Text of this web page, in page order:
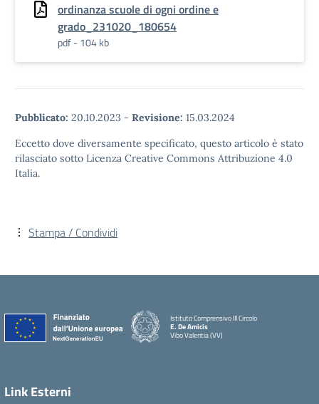
ordinanza scuole di ogni ordine e
grado_231020_180654
pdf - 104 kb
Pubblicato: 20.10.2023 - Revisione: 15.03.2024
Eccetto dove diversamente specificato, questo articolo è stato
rilasciato sotto Licenza Creative Commons Attribuzione 4.0
Italia.
Stampa / Condividi
Istituto Comprensivo III Circolo
E. De Amicis
Vibo Valentia (VV)
Link Esterni